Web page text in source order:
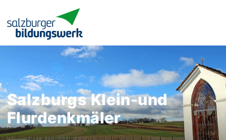
Salzburgs Klein-und
Flurdenkmäler